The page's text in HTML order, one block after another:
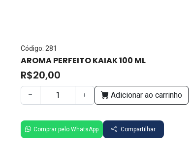
Código: 281
AROMA PERFEITO KAIAK 100 ML
R$20,00
Adicionar ao carrinho
Comprar pelo WhatsApp Compartilhar